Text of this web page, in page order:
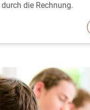
die Rechnung.